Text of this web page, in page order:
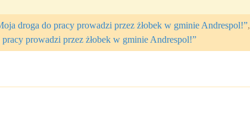
droga do pracy prowadzi przez żłobek w gminie Andrespol!”,
prowadzi przez żłobek w gminie Andrespol!”